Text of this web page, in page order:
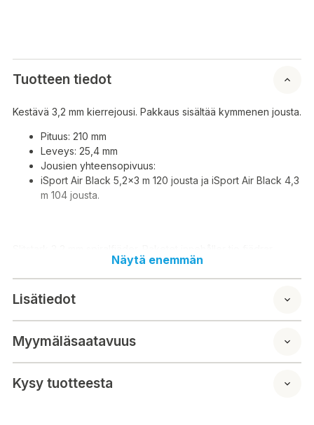
Tuotteen tiedot
Kestävä 3,2 mm kierrejousi. Pakkaus sisältää kymmenen jousta.
Pituus: 210 mm
Leveys: 25,4 mm
Jousien yhteensopivuus:
iSport Air Black 5,2x3 m 120 jousta ja iSport Air Black 4,3
m 104 jousta.
Fjäderkompatibilitet:
iSport Air Black 5,2x3 m 120 fjädrar och iSport Air Black
Näytä enemmän
Lisätiedot
Myymäläsaatavuus
Kysy tuotteesta